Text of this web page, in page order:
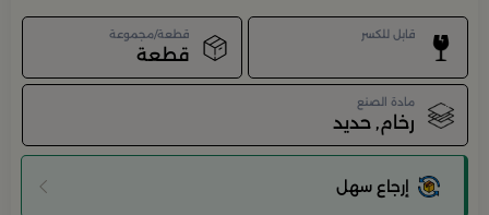
قابل للكسر قطعة/مجموعة
قطعة
مادة الصنع
رخام, حديد
إرجاع سهل